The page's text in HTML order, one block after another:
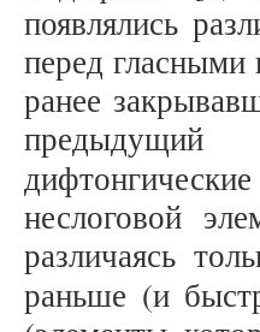
появлялись
перед гласными
ранее
предыдущий
неслоговой
различаясь
раньше (и